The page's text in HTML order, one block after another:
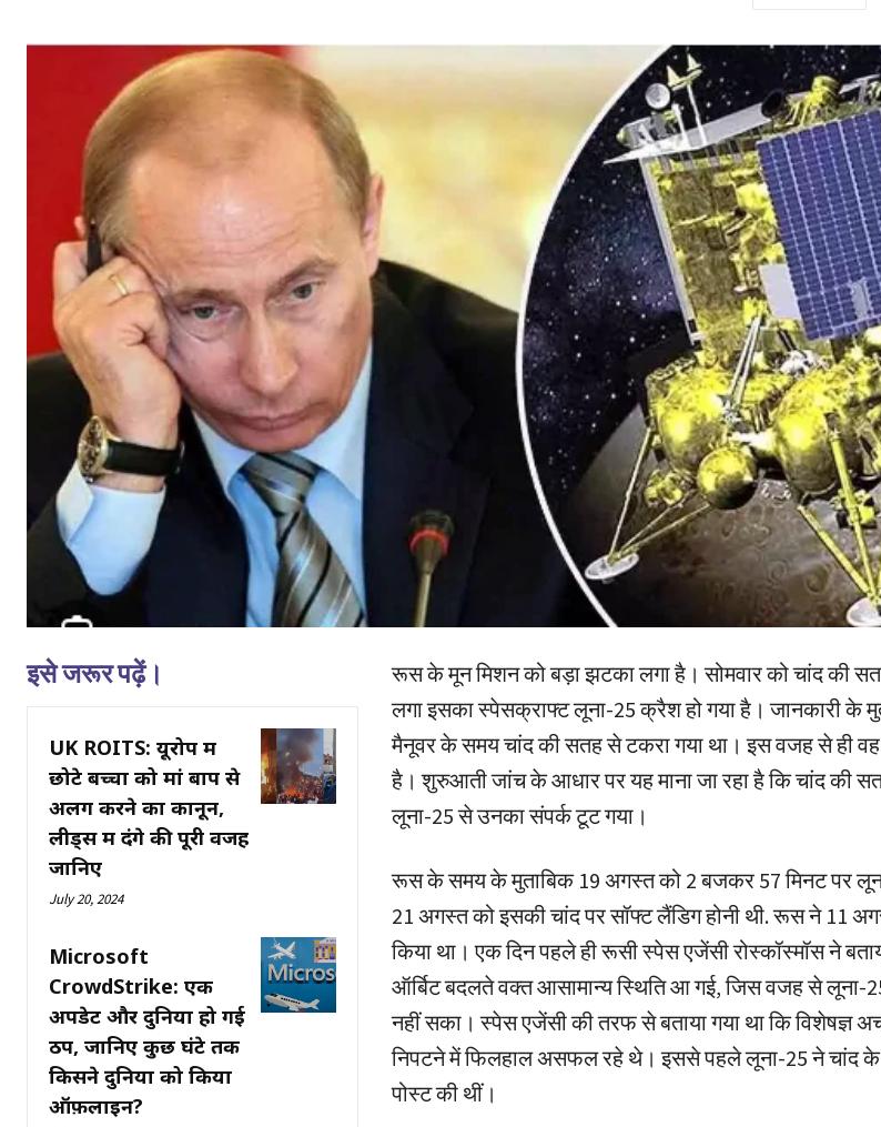
इसे जरूर पढ़ें।
UK ROITS: यूरोप में
छोटे बच्चों को मां बाप से
अलग करने का कानून,
लीड्स में दंगे की पूरी वजह
जानिए
July 20, 2024
Microsoft
CrowdStrike: एक
अपडेट और दुनिया हो गई
ठप, जानिए कुछ घंटे तक
किसने दुनिया को किया
ऑफ़लाइन?
रूस के मून मिशन को बड़ा झटका लगा है। सोमवार को चांद की
लगा इसका स्‍पेसक्राफ्ट लूना-25 क्रैश हो गया है। जानकारी के
मैनूवर के समय चांद की सतह से टकरा गया था। इस वजह से ही वह
है। शुरुआती जांच के आधार पर यह माना जा रहा है कि चांद की
लूना-25 से उनका संपर्क टूट गया।
रूस के समय के मुताबिक 19 अगस्त को 2 बजकर 57 मिनट पर
21 अगस्त को इसकी चांद पर सॉफ्ट लैंडिग होनी थी. रूस ने 11
किया था। एक दिन पहले ही रूसी स्पेस एजेंसी रोस्कॉस्मॉस ने
ऑर्बिट बदलते वक्त आसामान्य स्थिति आ गई, जिस वजह से लूना-
नहीं सका। स्पेस एजेंसी की तरफ से बताया गया था कि विशेषज्ञ
निपटने में फिलहाल असफल रहे थे। इससे पहले लूना-25 ने चांद के
पोस्ट की थीं।